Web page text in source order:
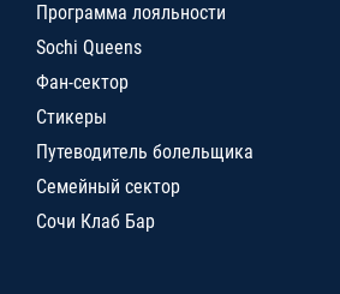
Программа лояльности
Sochi Queens
Фан-сектор
Стикеры
Путеводитель болельщика
Семейный сектор
Сочи Клаб Бар